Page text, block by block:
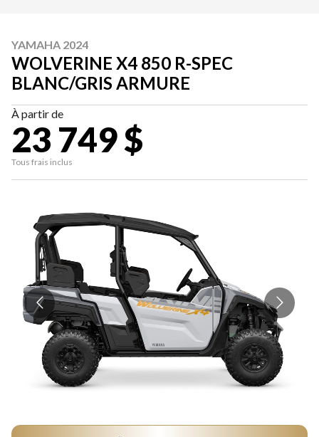
YAMAHA 2024
WOLVERINE X4 850 R-SPEC
BLANC/GRIS ARMURE
À partir de
23 749 $
Tous frais inclus